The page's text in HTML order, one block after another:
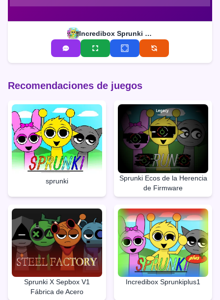
Incredibox Sprunki Pirus
Recomendaciones de juegos
sprunki
Sprunki Ecos de la Herencia
de Firmware
Sprunki X Sepbox V1
Fábrica de Acero
Incredibox Sprunkiplus1